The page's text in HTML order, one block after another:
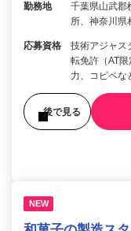
勤務地
千葉県山武郡
所、神奈川
応募資格
技術アジャス
転免許（AT
力、コピペな
後で見る
NEW